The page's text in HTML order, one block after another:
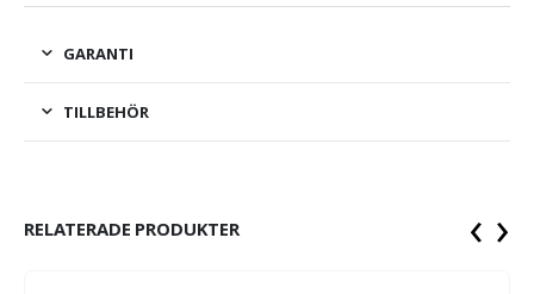
GARANTI
TILLBEHÖR
RELATERADE PRODUKTER ‹ ›